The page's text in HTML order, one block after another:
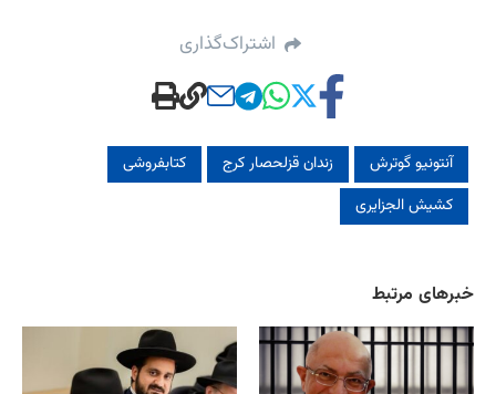
اشتراک‌گذاری
آنتونیو گوترش زندان قزلحصار کرج
کتابفروشی
کشیش الجزایری
خبرهای مرتبط